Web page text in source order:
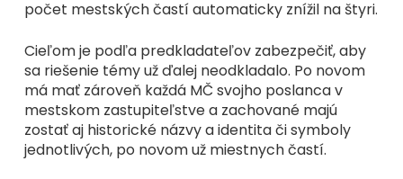
počet mestských častí automaticky znížil na štyri.
Cieľom je podľa predkladateľov zabezpečiť, aby
sa riešenie témy už ďalej neodkladalo. Po novom
má mať zároveň každá MČ svojho poslanca v
mestskom zastupiteľstve a zachované majú
zostať aj historické názvy a identita či symboly
jednotlivých, po novom už miestnych častí.